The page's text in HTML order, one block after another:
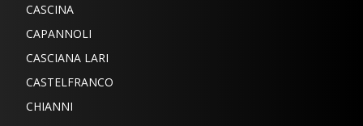
CASCINA
CAPANNOLI
CASCIANA LARI
CASTELFRANCO
CHIANNI